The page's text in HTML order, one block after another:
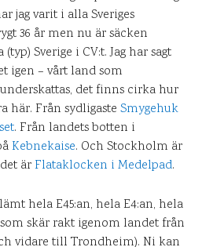
jag varit i alla Sveriges
36 år men nu är säcken
Sverige i CV:t. Jag har sagt
igen – vårt land som
det finns cirka hur
här. Från sydligaste Smygehuk
. Från landets botten i
Kebnekaise. Och Stockholm är
ärFlataklocken i Medelpad.
hela E45:an, hela E4:an, hela
skär rakt igenom landet från
vidare till Trondheim). Ni kan